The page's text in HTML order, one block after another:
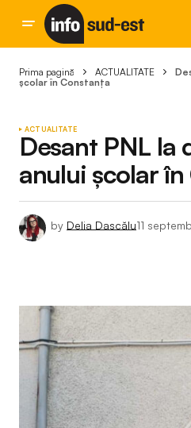
Prima pagină ACTUALITATE
școlar în Constanța
ACTUALITATE
Desant PNL la
anului școlar
by Delia Dascălu11